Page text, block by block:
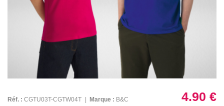
Réf. : CGTU03T-CGTW04T Marque : B&C 4.90 €